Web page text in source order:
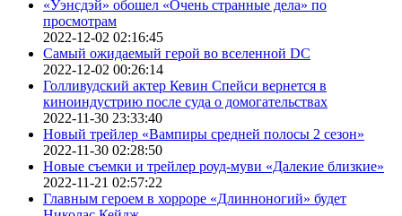
«Уэнсдэй» обошел «Очень странные дела» по
просмотрам
2022-12-02 02:16:45
Самый ожидаемый герой во вселенной DC
2022-12-02 00:26:14
Голливудский актер Кевин Спейси вернется в
киноиндустрию после суда о домогательствах
2022-11-30 23:33:40
Новый трейлер «Вампиры средней полосы 2 сезон»
2022-11-30 02:28:50
Новые съемки и трейлер роуд-муви «Далекие близкие»
2022-11-21 02:57:22
Главным героем в хорроре «Длинноногий» будет